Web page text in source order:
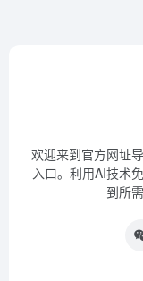
欢迎来到官方网址
入口。利用AI技术
到所